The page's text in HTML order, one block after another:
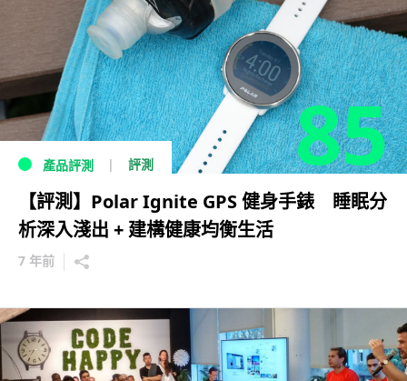
85
產品評測 評測
【評測】Polar Ignite GPS 健身手錶 睡眠分
析深入淺出 + 建構健康均衡生活
7 年前